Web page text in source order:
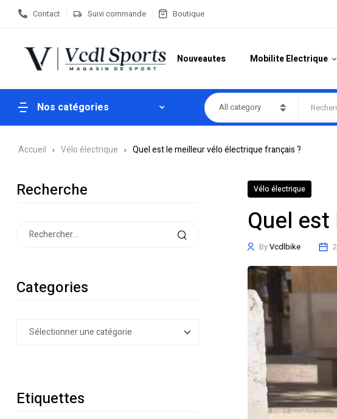
Contact Suivi commande Boutique
Nouveautes Mobilite Electrique
Nos catégories All category
Accueil Vélo électrique Quel est le meilleur vélo électrique français ?
Vélo électrique
Quel
ByVcdlbike
Recherche
Categories
Etiquettes